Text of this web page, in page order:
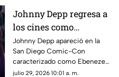
Johnny Depp regresa a
los cines como
Ebenezer Scrooge en
nueva versión de
'Cuento de Navidad'
Johnny Depp apareció en la
San Diego Comic-Con
caracterizado como Ebenezer
Scrooge. Aquí te contamos los
julio 29, 2026 10:01 a. m.